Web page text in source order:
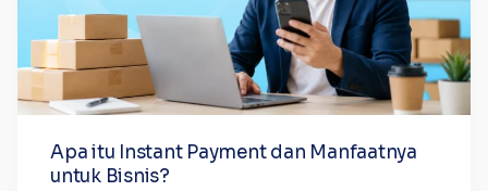
Apa itu Instant Payment dan Manfaatnya
untuk Bisnis?